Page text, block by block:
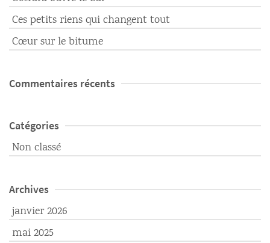
Ces petits riens qui changent tout
Cœur sur le bitume
Commentaires récents
Catégories
Non classé
Archives
janvier 2026
mai 2025